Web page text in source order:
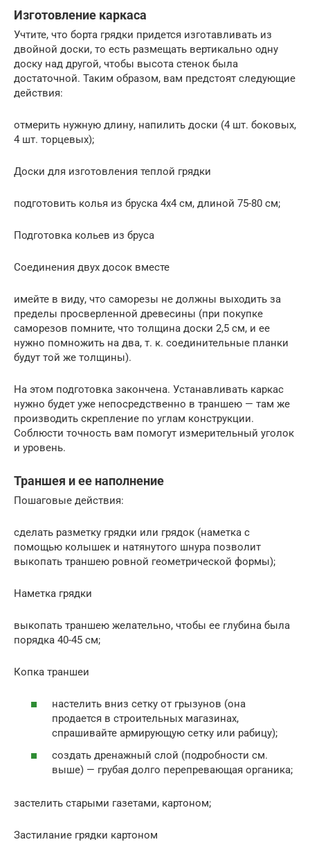
Изготовление каркаса
Учтите, что борта грядки придется изготавливать из
двойной доски, то есть размещать вертикально одну
доску над другой, чтобы высота стенок была
достаточной. Таким образом, вам предстоят следующие
действия:
отмерить нужную длину, напилить доски (4 шт. боковых,
4 шт. торцевых);
Доски для изготовления теплой грядки
подготовить колья из бруска 4х4 см, длиной 75-80 см;
Подготовка кольев из бруса
Соединения двух досок вместе
имейте в виду, что саморезы не должны выходить за
пределы просверленной древесины (при покупке
саморезов помните, что толщина доски 2,5 см, и ее
нужно помножить на два, т. к. соединительные планки
будут той же толщины).
На этом подготовка закончена. Устанавливать каркас
нужно будет уже непосредственно в траншею — там же
производить скрепление по углам конструкции.
Соблюсти точность вам помогут измерительный уголок
и уровень.
Траншея и ее наполнение
Пошаговые действия:
сделать разметку грядки или грядок (наметка с
помощью колышек и натянутого шнура позволит
выкопать траншею ровной геометрической формы);
Наметка грядки
выкопать траншею желательно, чтобы ее глубина была
порядка 40-45 см;
Копка траншеи
настелить вниз сетку от грызунов (она
продается в строительных магазинах,
спрашивайте армирующую сетку или рабицу);
создать дренажный слой (подробности см.
выше) — грубая долго перепревающая органика;
застелить старыми газетами, картоном;
Застилание грядки картоном